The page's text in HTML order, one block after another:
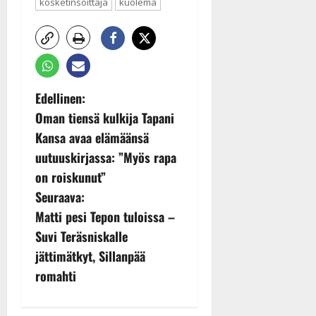
P
o
s
t
n
a
v
Edellinen:
Oman tiensä kulkija Tapani
Kansa avaa elämäänsä
uutuuskirjassa: ”Myös rapa
on roiskunut”
Seuraava:
Matti pesi Tepon tuloissa –
Suvi Teräsniskalle
jättimätkyt, Sillanpää
romahti